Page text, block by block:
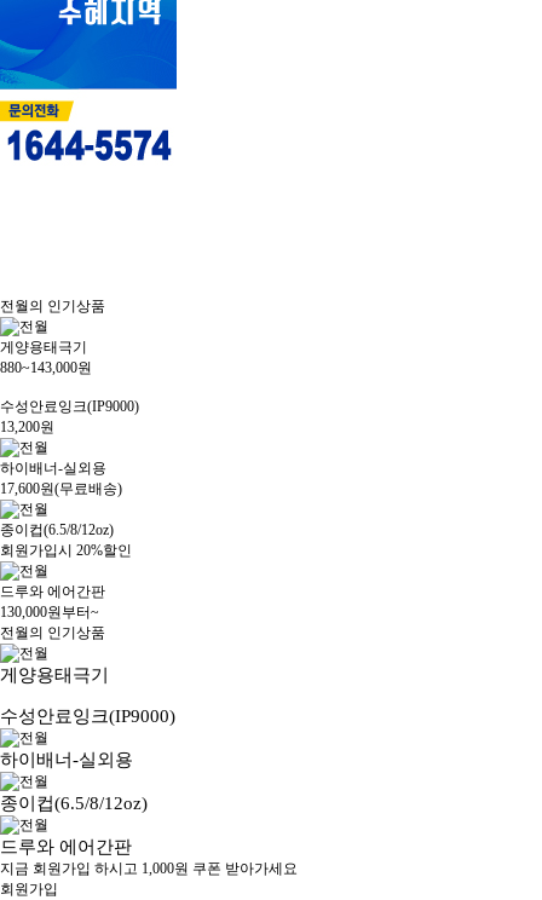
전월의 인기상품
게양용태극기
880~143,000원
수성안료잉크(IP9000)
13,200원
하이배너-실외용
17,600원(무료배송)
종이컵(6.5/8/12oz)
회원가입시 20%할인
드루와 에어간판
130,000원부터~
전월의 인기상품
게양용태극기
수성안료잉크(IP9000)
하이배너-실외용
종이컵(6.5/8/12oz)
드루와 에어간판
지금 회원가입 하시고 1,000원 쿠폰 받아가세요
회원가입